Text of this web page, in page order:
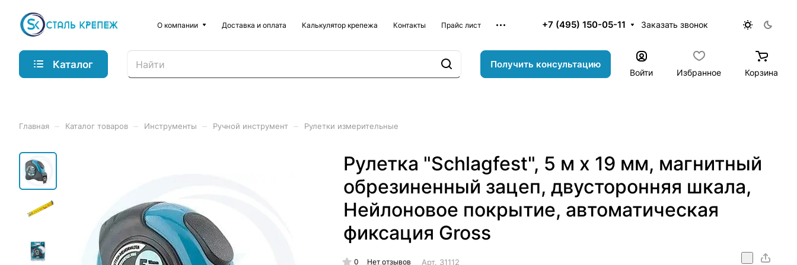
О компании Доставка и оплата Калькулятор крепежа Контакты Прайс лист +7 (495) 150-05-11 Заказать звонок
Каталог Получить консультацию
Войти Избранное Корзина
Главная Каталог товаров Инструменты Ручной инструмент Рулетки измерительные
Рулетка "Schlagfest", 5 м x 19 мм, магнитный
обрезиненный зацеп, двусторонняя шкала,
Нейлоновое покрытие, автоматическая
фиксация Gross
0 Нет отзывов Арт. 31112